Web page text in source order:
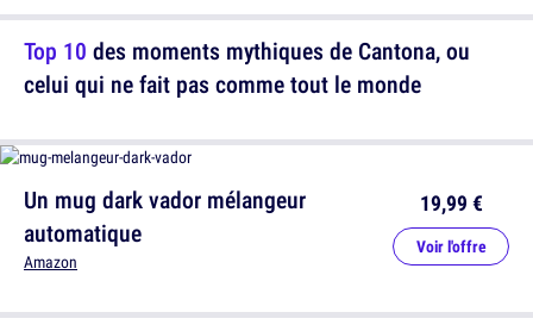
Top 10 des moments mythiques de Cantona, ou
celui qui ne fait pas comme tout le monde
Un mug dark vador mélangeur
automatique
Amazon
19,99 €
Voir l'offre